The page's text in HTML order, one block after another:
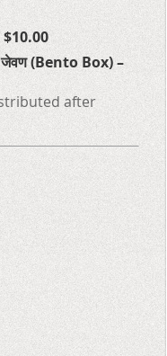
$10.00
जेवण (Bento Box) –
after